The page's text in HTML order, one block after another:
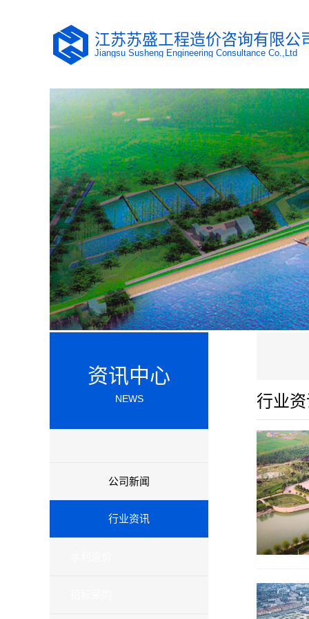
江苏苏盛工程造价咨询有限公
Jiangsu Susheng Engineering Consultance Co.,Ltd
资讯中心
NEWS
公司新闻
行业资讯
行业